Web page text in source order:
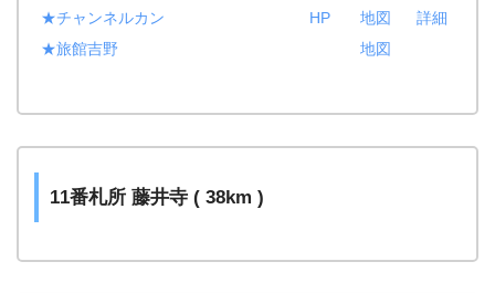
★チャンネルカン
HP 地図
詳細
★旅館吉野
地図
11番札所 藤井寺 ( 38km )